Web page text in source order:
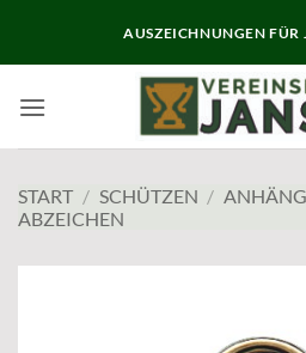
AUSZEICHNUNGEN FÜR
START / SCHÜTZEN /
ABZEICHEN